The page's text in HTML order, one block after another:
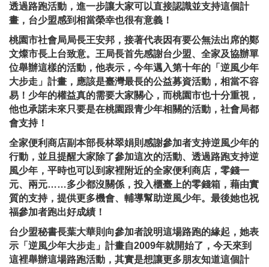
透過路跑活動，進一步讓大家可以直接認識並支持這個計
畫，台少盟感到相當榮幸也很有意義！
桃園市社會局局長王安邦，接著代表因有要公無法出席的鄭
文燦市長上台致意。王局長首先感謝台少盟、全家及協辦單
位舉辦這樣的活動，他表示，今年邁入第十年的「逆風少年
大步走」計畫，應該是臺灣最長的公益募資活動，相當不容
易！少年的權益真的需要大家關心，而桃園市也十分重視，
他也承諾未來只要是在桃園跟青少年相關的活動，社會局都
會支持！
全家便利商店副本部長林翠娟則感謝參加者支持逆風少年的
行動，並且提醒大家除了參加這次的活動、透過路跑支持逆
風少年，平時也可以到家裡附近的全家便利商店，零錢一
元、兩元……多少都沒關係，投入櫃臺上的零錢箱，藉由實
質的支持，提供更多機會、輔導幫助逆風少年。最後她也祝
福參加者跑出好成績！
台少盟秘書長葉大華則向參加者說明這場路跑的緣起，她表
示「逆風少年大步走」計畫自2009年就開始了，今天來到
這裡舉辦這場路跑活動，其實是想讓更多朋友知道這個計